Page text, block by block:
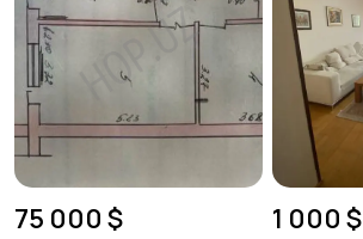
75 000 $ 1 000 $